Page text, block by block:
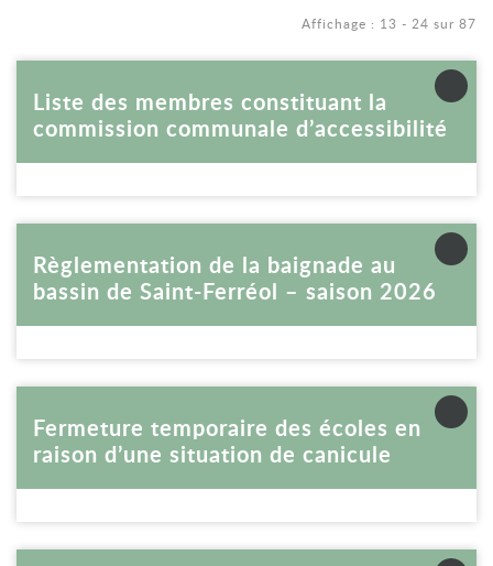
Affichage : 13 - 24 sur 87
Liste des membres constituant la
commission communale d’accessibilité
Règlementation de la baignade au
bassin de Saint-Ferréol – saison 2026
Fermeture temporaire des écoles en
raison d’une situation de canicule